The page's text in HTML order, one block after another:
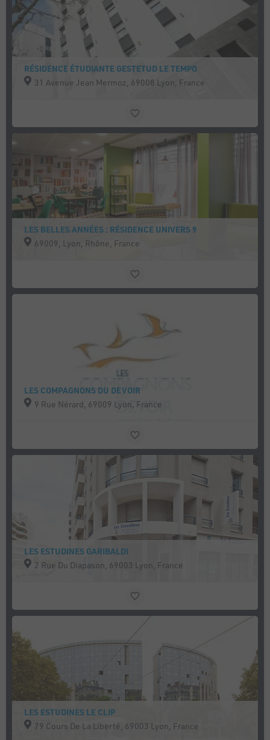
RÉSIDENCE ÉTUDIANTE GESTETUD LE TEMPO
31 Avenue Jean Mermoz, 69008 Lyon, France
LES BELLES ANNÉES : RÉSIDENCE UNIVERS 9
69009, Lyon, Rhône, France
LES COMPAGNONS DU DEVOIR
9 Rue Nérard, 69009 Lyon, France
LES ESTUDINES GARIBALDI
2 Rue Du Diapason, 69003 Lyon, France
LES ESTUDINES LE CLIP
79 Cours De La Liberté, 69003 Lyon, France